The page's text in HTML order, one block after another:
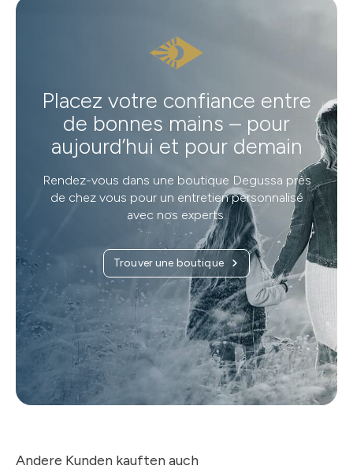
Placez votre confiance entre
de bonnes mains – pour
aujourd’hui et pour demain
Rendez-vous dans une boutique Degussa près
de chez vous pour un entretien personnalisé
avec nos experts.
Trouver une boutique
Andere Kunden kauften auch